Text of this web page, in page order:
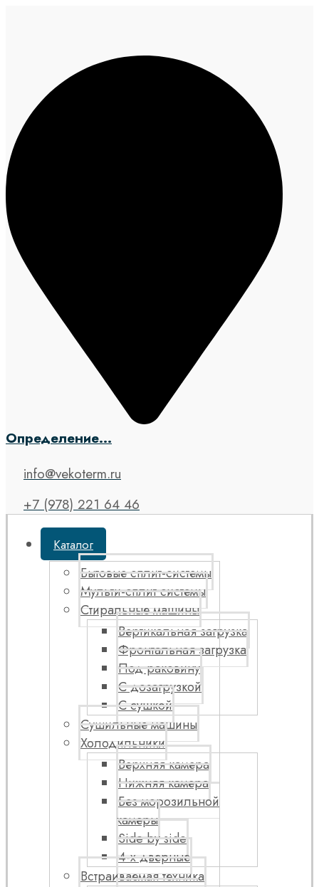
Определение...
info@vekoterm.ru
+7 (978) 221 64 46
Каталог
Бытовые сплит-системы
Мульти-сплит системы
Стиральные машины
Вертикальная загрузка
Фронтальная загрузка
Под раковину
С дозагрузкой
С сушкой
Сушильные машины
Холодильники
Верхняя камера
Нижняя камера
Без морозильной
камеры
Side by side
4-х дверные
Встраиваемая техника